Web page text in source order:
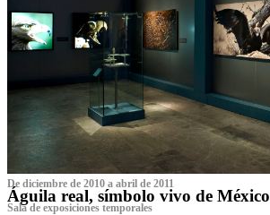
De diciembre de 2010 a abril de 2011
Águila real, símbolo vivo de México
Sala de exposiciones temporales